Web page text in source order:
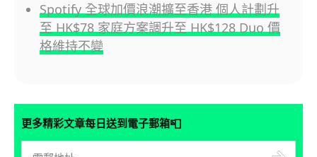
Spotify 全球加價浪潮擴至香港 個人計劃升
至 HK$78 家庭方案調升至 HK$128 Duo 價
格維持不變
更多精彩文章每日送到電子郵箱📮